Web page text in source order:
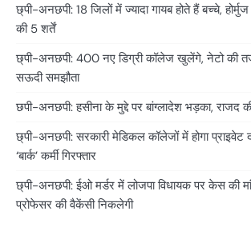
छ्पी-अनछपी: 18 जिलों में ज्यादा गायब होते हैं बच्चे,
की 5 शर्तें
छ्पी-अनछपी: 400 नए डिग्री कॉलेज खुलेंगे, नेटो की
सऊदी समझौता
छपी-अनछपी: हसीना के मुद्दे पर बांग्लादेश भड़का, राजद
छ्पी-अनछपी: सरकारी मेडिकल कॉलेजों में होगा
‘बार्क’ कर्मी गिरफ्तार
छ्पी-अनछपी: ईओ मर्डर में लोजपा विधायक पर केस की
प्रोफेसर की वैकेंसी निकलेगी